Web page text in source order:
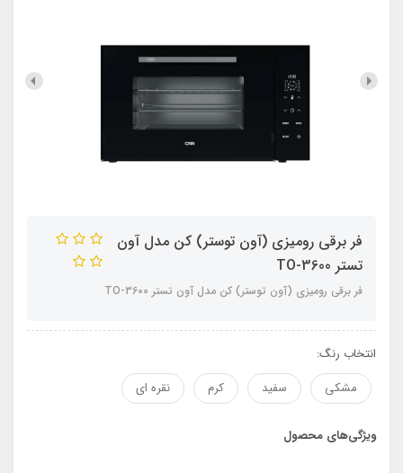
فر برقی رومیزی (آون توستر) کن مدل آون
تستر TO-3600
فر برقی رومیزی (آون توستر) کن مدل آون تستر TO-3600
انتخاب رنگ:
مشکی
سفید کرم نقره ای
ویژگی‌های محصول